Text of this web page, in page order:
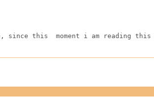
this  moment i am reading this